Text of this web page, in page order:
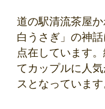
道の駅清流茶屋
白うさぎ」の神
点在しています
てカップルに人
スとなっています